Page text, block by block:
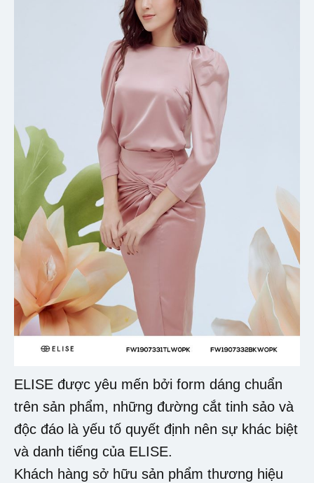
ELISE được yêu mến bởi form dáng chuẩn
trên sản phẩm, những đường cắt tinh sảo và
độc đáo là yếu tố quyết định nên sự khác biệt
và danh tiếng của ELISE.
Khách hàng sở hữu sản phẩm thương hiệu